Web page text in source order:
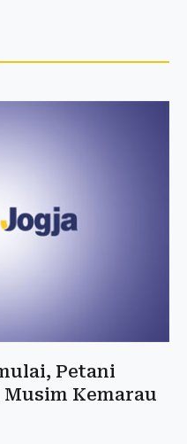
Petani
Kemarau